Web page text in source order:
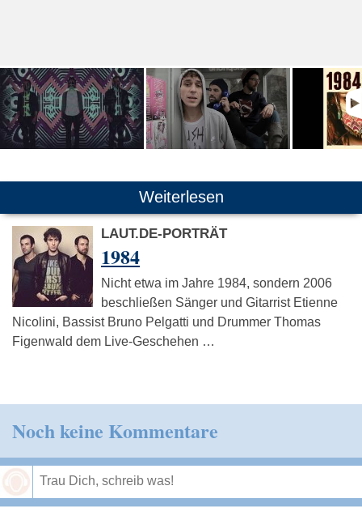
Weiterlesen
LAUT.DE-PORTRÄT
1984
Nicht etwa im Jahre 1984, sondern 2006
beschließen Sänger und Gitarrist Etienne
Nicolini, Bassist Bruno Pelgatti und Drummer Thomas
Figenwald dem Live-Geschehen …
Noch keine Kommentare